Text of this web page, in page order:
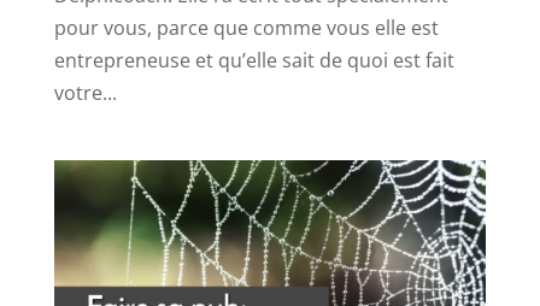
pour vous, parce que comme vous elle est
entrepreneuse et qu’elle sait de quoi est fait
votre...